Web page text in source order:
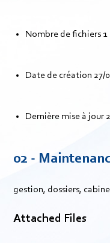
Nombre de fichiers 1
Date de création27/
Dernière mise à jour
02 -
gestion, dossiers,
Attached Files